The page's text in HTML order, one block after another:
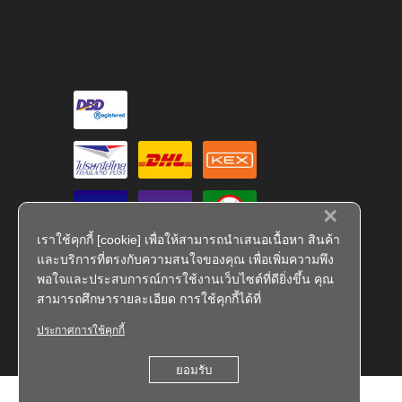
×
เราใช้คุกกี้ [cookie] เพื่อให้สามารถนำเสนอเนื้อหา สินค้า
และบริการที่ตรงกับความสนใจของคุณ เพื่อเพิ่มความพึง
พอใจและประสบการณ์การใช้งานเว็บไซต์ที่ดียิ่งขึ้น คุณ
สามารถศึกษารายละเอียด การใช้คุกกี้ได้ที่
ประกาศการใช้คุกกี้
ยอมรับ